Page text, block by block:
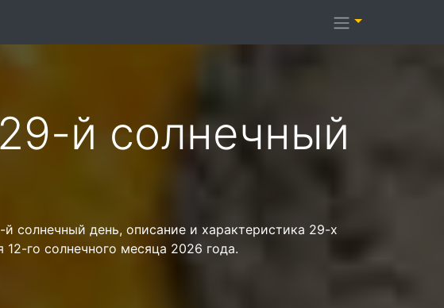
й солнечный
солнечный день, описание и характеристика 29-х
го солнечного месяца 2026 года.